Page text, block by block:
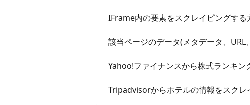
IFrame内の要素をスクレイピングする
該当ページのデータ(メタデータ、
Yahoo!ファイナンスから株式ランキン
Tripadvisorからホテルの情報をスクレ